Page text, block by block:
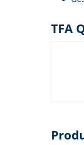
TFA